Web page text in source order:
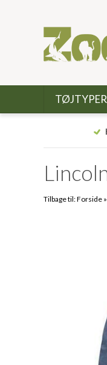
TØJTYPER
Tilbage til:Forside »